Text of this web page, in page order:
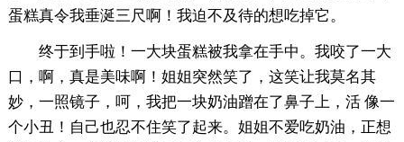
蛋糕真令我垂涎三尺啊！我迫不及待的想吃掉它。
终于到手啦！一大块蛋糕被我拿在手中。我咬了一大
口，啊，真是美味啊！姐姐突然笑了，这笑让我莫名其
妙，一照镜子，呵，我把一块奶油蹭在了鼻子上，活 像一
个小丑！自己也忍不住笑了起来。姐姐不爱吃奶油，正想